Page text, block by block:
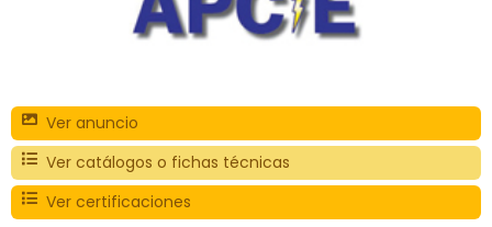
Ver anuncio
Ver catálogos o fichas técnicas
Ver certificaciones